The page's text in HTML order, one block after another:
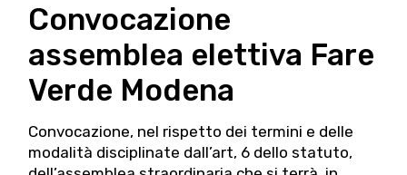
Convocazione
assemblea elettiva Fare
Verde Modena
Convocazione, nel rispetto dei termini e delle
modalità disciplinate dall’art, 6 dello statuto,